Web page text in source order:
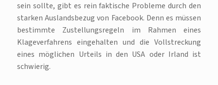
sein sollte, gibt es rein faktische Probleme durch den
starken Auslandsbezug von Facebook. Denn es müssen
bestimmte Zustellungsregeln im Rahmen eines
Klageverfahrens eingehalten und die Vollstreckung
eines möglichen Urteils in den USA oder Irland ist
schwierig.